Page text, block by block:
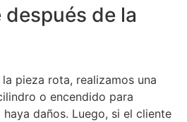
de la
pieza rota, realizamos una
o encendido para
daños. Luego, si el cliente